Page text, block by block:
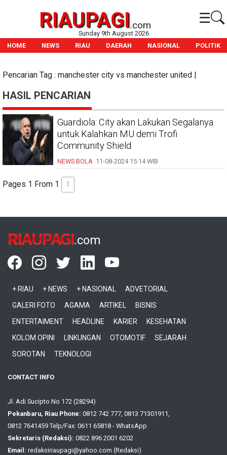
RIAUPAGI.com ☰
Sunday 9th August 2026
HOME
NEWS RIAU DAERAH NASIONAL POLITIK
Pencarian Tag : manchester city vs manchester united |
HASIL PENCARIAN
Guardiola: City akan Lakukan Segalanya
untuk Kalahkan MU demi Trofi
Community Shield
NEWS BOLA 11-08-202415:14 WIB
Pages 1 From 1 1
RIAUPAGI.com
+ RIAU + NEWS + NASIONAL
ADVETORIAL
GALERI FOTO
AGAMA ARTIKEL
BISNIS
ENTERTAIMENT
HEADLINE KARIER
KESEHATAN
KOLOM OPINI
LINKUNGAN OTOMOTIF
SEJARAH
SOROTAN
TEKNOLOGI
CONTACT INFO
Jl. Adi Sucipto No 172 (28294)
Pekanbaru, Riau Phone: 0812 742 777, 0813 71301911,
0812 7641459 Telp/Fax: 0611 65818 - WhatsApp
Sekretaris (Redaksi): 0822 896 2001 6202
Email: redaksiriaupagi@yahoo.com (Redaksi)